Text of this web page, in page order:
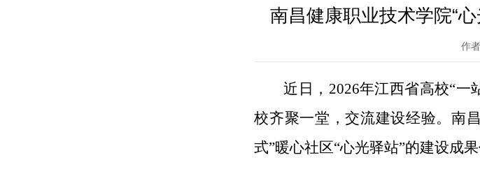
南昌健康职业技术学院“
作
近日，2026年江西省高校“
校齐聚一堂，交流建设经验。南
式”暖心社区“心光驿站”的建设成